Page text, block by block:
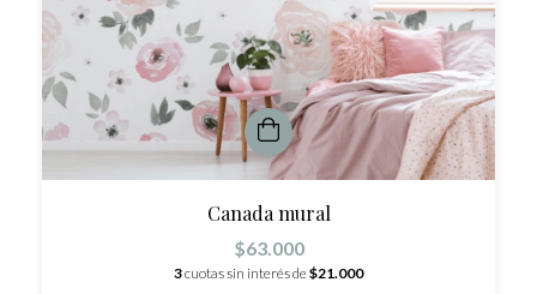
Canada mural
$63.000
3cuotas sin interés de$21.000